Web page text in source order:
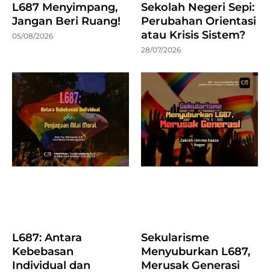
L687 Menyimpang,
Jangan Beri Ruang!
05/08/2026
Sekolah Negeri Sepi:
Perubahan Orientasi
atau Krisis Sistem?
28/07/2026
L687: Antara
Kebebasan
Individual dan
Sekularisme
Menyuburkan L687,
Merusak Generasi